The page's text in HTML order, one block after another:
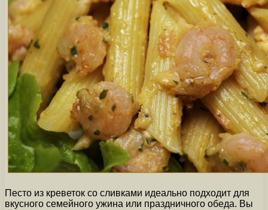
Песто из креветок со сливками идеально подходит для
вкусного семейного ужина или праздничного обеда. Вы